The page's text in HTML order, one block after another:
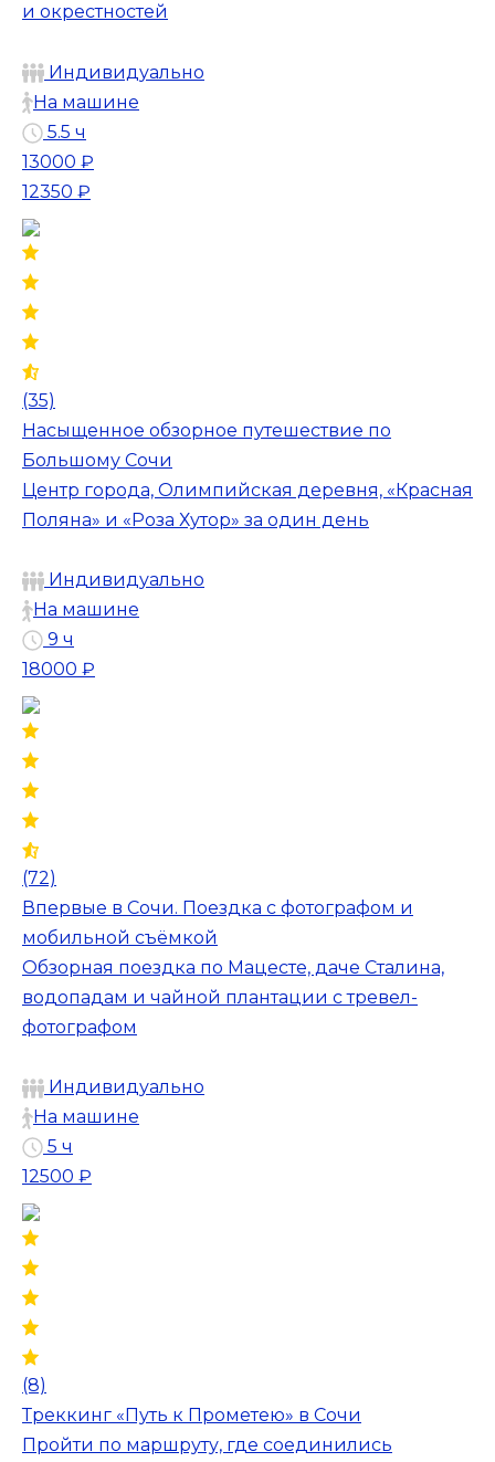
и окрестностей
Индивидуально
На машине
5.5 ч
13000 ₽
12350 ₽
(35)
Насыщенное обзорное путешествие по
Большому Сочи
Центр города, Олимпийская деревня, «Красная
Поляна» и «Роза Хутор» за один день
Индивидуально
На машине
9 ч
18000 ₽
(72)
Впервые в Сочи. Поездка с фотографом и
мобильной съёмкой
Обзорная поездка по Мацесте, даче Сталина,
водопадам и чайной плантации с тревел-
фотографом
Индивидуально
На машине
5 ч
12500 ₽
(8)
Треккинг «Путь к Прометею» в Сочи
Пройти по маршруту, где соединились